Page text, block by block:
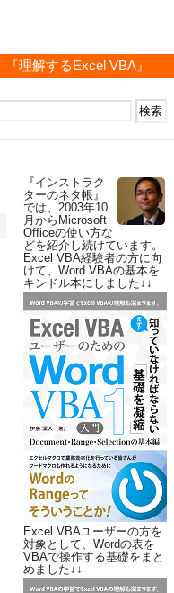
『理解するExcel VBA』
『インストラク
ターのネタ帳』
では、2003年10
月からMicrosoft
Officeの使い方な
どを紹介し続けています。
Excel VBA経験者の方に向
けて、Word VBAの基本を
キンドル本にしました↓↓
Excel VBAユーザーの方を
対象として、Wordの表を
VBAで操作する基礎をまと
めました↓↓